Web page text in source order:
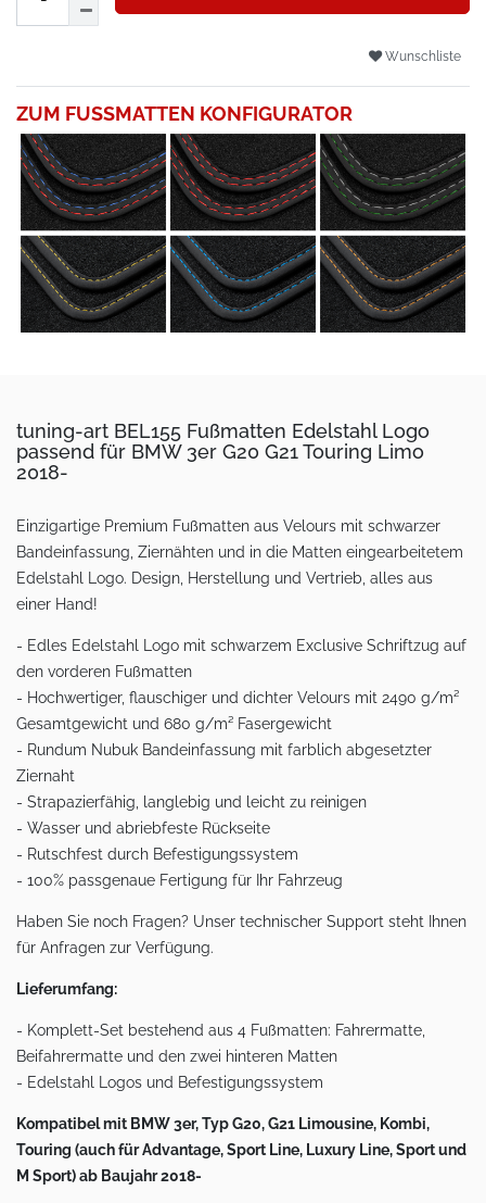
Wunschliste
ZUM FUSSMATTEN KONFIGURATOR
tuning-art BEL155 Fußmatten Edelstahl Logo
passend für BMW 3er G20 G21 Touring Limo
2018-
Einzigartige Premium Fußmatten aus Velours mit schwarzer
Bandeinfassung, Ziernähten und in die Matten eingearbeitetem
Edelstahl Logo. Design, Herstellung und Vertrieb, alles aus
einer Hand!
- Edles Edelstahl Logo mit schwarzem Exclusive Schriftzug auf
den vorderen Fußmatten
- Hochwertiger, flauschiger und dichter Velours mit 2490 g/m²
Gesamtgewicht und 680 g/m² Fasergewicht
- Rundum Nubuk Bandeinfassung mit farblich abgesetzter
Ziernaht
- Strapazierfähig, langlebig und leicht zu reinigen
- Wasser und abriebfeste Rückseite
- Rutschfest durch Befestigungssystem
- 100% passgenaue Fertigung für Ihr Fahrzeug
Haben Sie noch Fragen? Unser technischer Support steht Ihnen
für Anfragen zur Verfügung.
Lieferumfang:
- Komplett-Set bestehend aus 4 Fußmatten: Fahrermatte,
Beifahrermatte und den zwei hinteren Matten
- Edelstahl Logos und Befestigungssystem
Kompatibel mit BMW 3er, Typ G20, G21 Limousine, Kombi,
Touring (auch für Advantage, Sport Line, Luxury Line, Sport und
M Sport) ab Baujahr 2018-